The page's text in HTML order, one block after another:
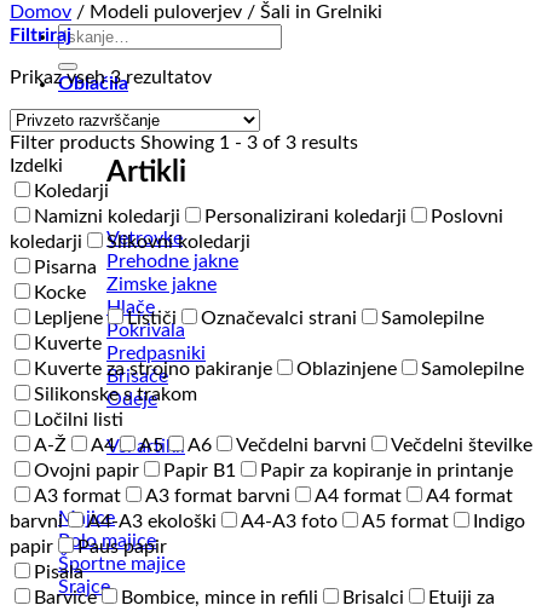
Išči:
Oblačila
Artikli
Vetrovke
Prehodne jakne
Zimske jakne
Hlače
Pokrivala
Predpasniki
Brisače
Odeje
Vsi artikli
Majice
Polo majice
Športne majice
Srajce
Domov / Modeli puloverjev / Šali in Grelniki
Filtriraj
Prikaz vseh 3 rezultatov
Filter products Showing 1 - 3 of 3 results
Izdelki
Koledarji
Namizni koledarji
Personalizirani koledarji
Poslovni
koledarji
Slikovni koledarji
Pisarna
Kocke
Lepljene
Lističi Označevalci strani
Samolepilne
Kuverte
Kuverte za strojno pakiranje
Oblazinjene
Samolepilne
Silikonske s trakom
Ločilni listi
A-Ž
A4 A5 A6 Večdelni barvni
Večdelni številke
Ovojni papir
Papir B1
Papir za kopiranje in printanje
A3 format
A3 format barvni A4 format
A4 format
barvni
A4-A3 ekološki A4-A3 foto A5 format
Indigo
papir
Paus papir
Pisala
Barvice
Bombice, mince in refili Brisalci
Etuiji za